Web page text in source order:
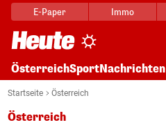
E-Paper Immo
ÖsterreichSportNachrichten
Startseite Österreich
Österreich